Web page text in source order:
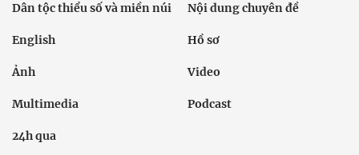
Dân tộc thiểu số và miền núi Nội dung chuyên đề
English Hồ sơ
Ảnh Video
Multimedia Podcast
24h qua